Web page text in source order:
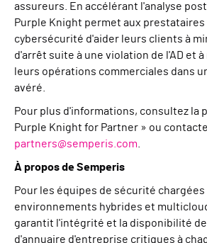
assureurs. En accélérant l'analyse
Purple Knight permet aux prestataires
cybersécurité d'aider leurs clients à
d'arrêt suite à une violation de l'AD et
leurs opérations commerciales dans
avéré.
Pour plus d'informations, consultez la
Purple Knight for Partner » ou
partners@semperis.com
À propos de Semperis
Pour les équipes de sécurité
environnements hybrides et
garantit l'intégrité et la disponibilité
d'annuaire d'entreprise critiques à